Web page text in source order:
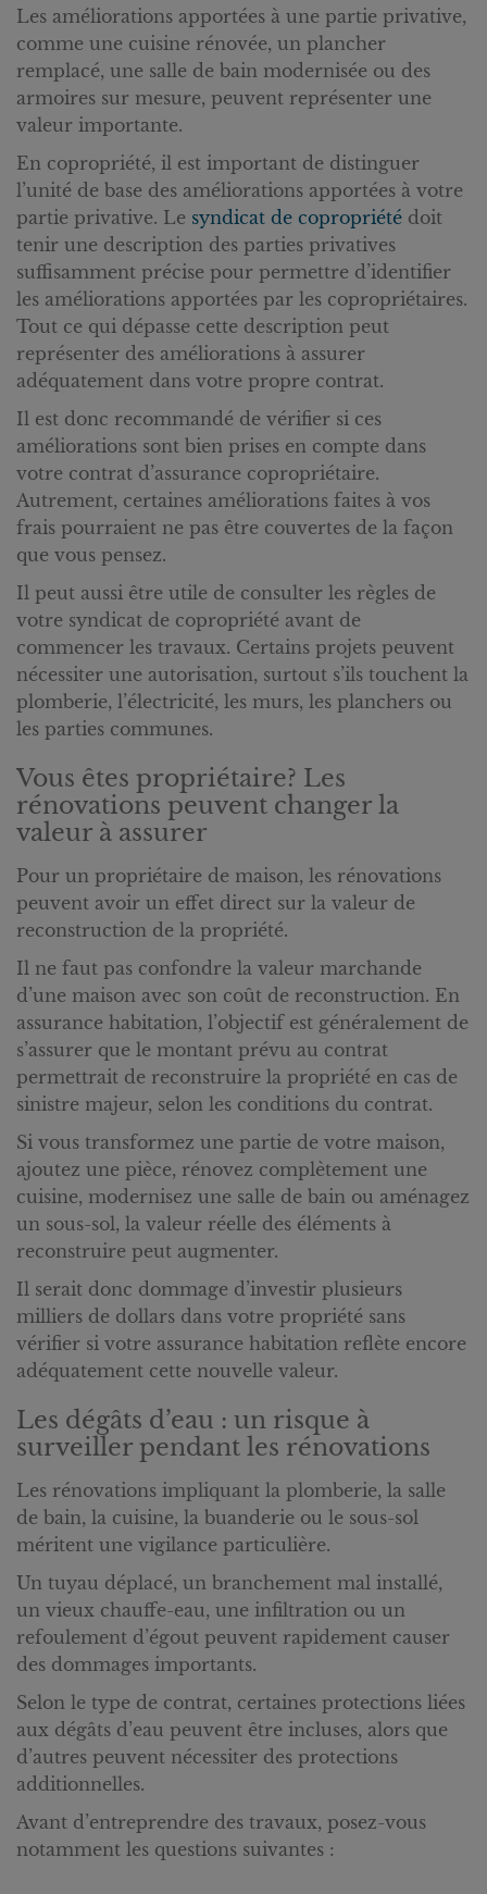
Les améliorations apportées à une partie privative,
comme une cuisine rénovée, un plancher
remplacé, une salle de bain modernisée ou des
armoires sur mesure, peuvent représenter une
valeur importante.
En copropriété, il est important de distinguer
l’unité de base des améliorations apportées à votre
partie privative. Le syndicat de copropriété doit
tenir une description des parties privatives
suffisamment précise pour permettre d’identifier
les améliorations apportées par les copropriétaires.
Tout ce qui dépasse cette description peut
représenter des améliorations à assurer
adéquatement dans votre propre contrat.
Il est donc recommandé de vérifier si ces
améliorations sont bien prises en compte dans
votre contrat d’assurance copropriétaire.
Autrement, certaines améliorations faites à vos
frais pourraient ne pas être couvertes de la façon
que vous pensez.
Il peut aussi être utile de consulter les règles de
votre syndicat de copropriété avant de
commencer les travaux. Certains projets peuvent
nécessiter une autorisation, surtout s’ils touchent la
plomberie, l’électricité, les murs, les planchers ou
les parties communes.
Vous êtes propriétaire? Les
rénovations peuvent changer la
valeur à assurer
Pour un propriétaire de maison, les rénovations
peuvent avoir un effet direct sur la valeur de
reconstruction de la propriété.
Il ne faut pas confondre la valeur marchande
d’une maison avec son coût de reconstruction. En
assurance habitation, l’objectif est généralement de
s’assurer que le montant prévu au contrat
permettrait de reconstruire la propriété en cas de
sinistre majeur, selon les conditions du contrat.
Si vous transformez une partie de votre maison,
ajoutez une pièce, rénovez complètement une
cuisine, modernisez une salle de bain ou aménagez
un sous-sol, la valeur réelle des éléments à
reconstruire peut augmenter.
Il serait donc dommage d’investir plusieurs
milliers de dollars dans votre propriété sans
vérifier si votre assurance habitation reflète encore
adéquatement cette nouvelle valeur.
Les dégâts d’eau : un risque à
surveiller pendant les rénovations
Les rénovations impliquant la plomberie, la salle
de bain, la cuisine, la buanderie ou le sous-sol
méritent une vigilance particulière.
Un tuyau déplacé, un branchement mal installé,
un vieux chauffe-eau, une infiltration ou un
refoulement d’égout peuvent rapidement causer
des dommages importants.
Selon le type de contrat, certaines protections liées
aux dégâts d’eau peuvent être incluses, alors que
d’autres peuvent nécessiter des protections
additionnelles.
Avant d’entreprendre des travaux, posez-vous
notamment les questions suivantes :